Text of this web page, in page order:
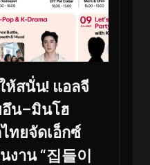
ห้สนั่น! แอลจี
อึน–มินโฮ
ทยจัดเอ็กซ์
าน “집들이